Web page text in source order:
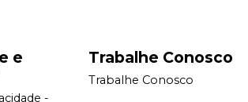
e
-
Trabalhe Conosco
Trabalhe Conosco